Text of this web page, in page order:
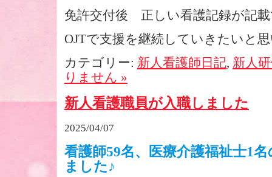
免許交付後 正しい看護記録が記
OJTで支援を継続していきたいと
カテゴリー: 新人看護師日記, 新人
りません »
新人看護職員が入職しました
2025/04/07
看護師59名、医療介護福祉士1
ました♪